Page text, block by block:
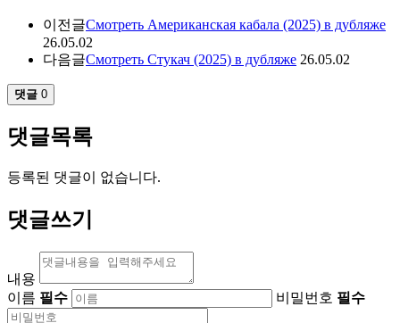
이전글Смотреть Американская кабала (2025) в дубляже
26.05.02
다음글Смотреть Стукач (2025) в дубляже 26.05.02
댓글 0
댓글목록
등록된 댓글이 없습니다.
댓글쓰기
내용
이름 필수 비밀번호 필수